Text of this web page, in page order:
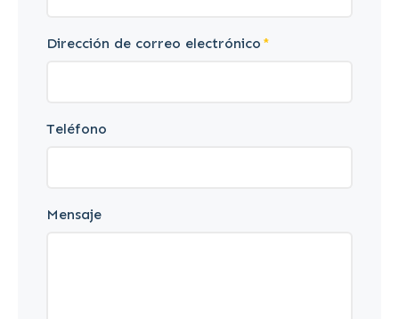
Dirección de correo electrónico
Teléfono
Mensaje